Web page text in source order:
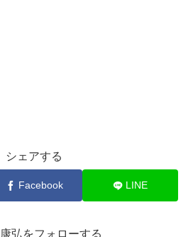
シェアする
Facebook LINE
弘をフォローする